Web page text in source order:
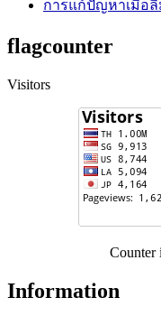
การแก้ปัญหาเมื่อ
flagcounter
Visitors
Counter
Information